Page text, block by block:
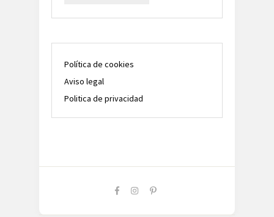
Política de cookies
Aviso legal
Politica de privacidad